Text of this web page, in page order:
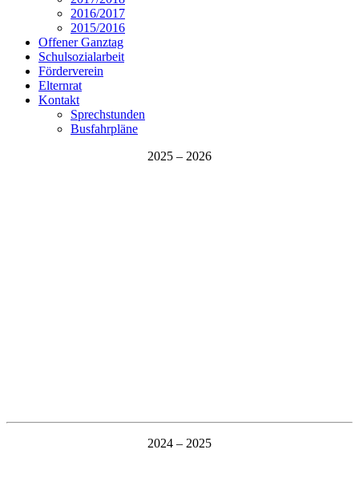
2016/2017
2015/2016
Offener Ganztag
Schulsozialarbeit
Förderverein
Elternrat
Kontakt
Sprechstunden
Busfahrpläne
2025 – 2026
2024 – 2025